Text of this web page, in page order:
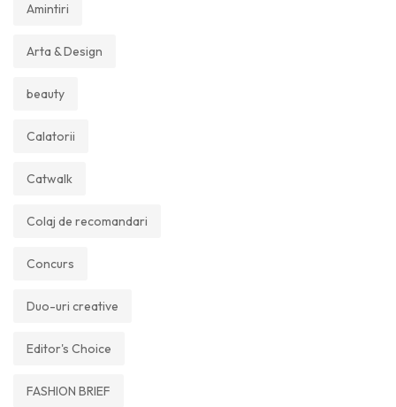
Amintiri
Arta & Design
beauty
Calatorii
Catwalk
Colaj de recomandari
Concurs
Duo-uri creative
Editor's Choice
FASHION BRIEF